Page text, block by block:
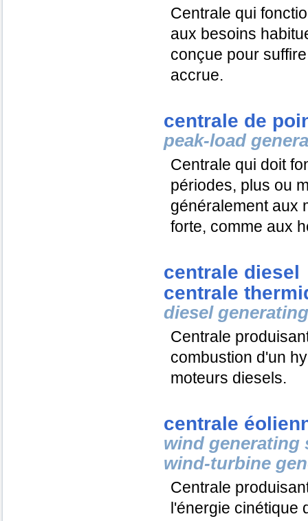
Centrale qui
aux besoins
conçue pour
accrue.
centrale de
peak-load
Centrale qui doit
périodes, plus ou
généralement aux
forte, comme aux
centrale diesel
centrale
diesel
Centrale
combustion d'un
moteurs diesels.
centrale
wind generating
wind-turbine
Centrale
l'énergie cinétique